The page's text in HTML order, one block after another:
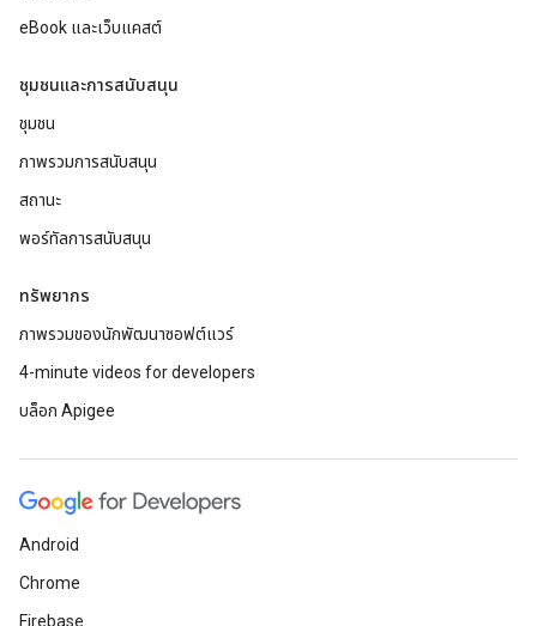
eBook และเว็บแคสต์
ชุมชนและการสนับสนุน
ชุมชน
ภาพรวมการสนับสนุน
สถานะ
พอร์ทัลการสนับสนุน
ทรัพยากร
ภาพรวมของนักพัฒนาซอฟต์แวร์
4-minute videos for developers
บล็อก Apigee
Android
Chrome
Firebase